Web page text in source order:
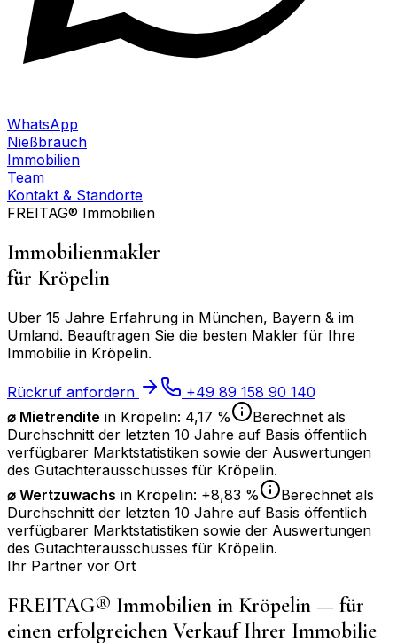
WhatsApp
Nießbrauch
Immobilien
Team
Kontakt & Standorte
FREITAG® Immobilien
Immobilienmakler
für Kröpelin
Über 15 Jahre Erfahrung in München, Bayern & im
Umland. Beauftragen Sie die besten Makler für Ihre
Immobilie in Kröpelin.
Rückruf anfordern
+49 89 158 90 140
⌀ Mietrendite in Kröpelin: 4,17 %
Berechnet als
Durchschnitt der letzten 10 Jahre auf Basis öffentlich
verfügbarer Marktstatistiken sowie der Auswertungen
des Gutachterausschusses für Kröpelin.
⌀ Wertzuwachs in Kröpelin: +8,83 %
Berechnet als
Durchschnitt der letzten 10 Jahre auf Basis öffentlich
verfügbarer Marktstatistiken sowie der Auswertungen
des Gutachterausschusses für Kröpelin.
Ihr Partner vor Ort
FREITAG® Immobilien in Kröpelin — für
einen erfolgreichen Verkauf Ihrer Immobilie